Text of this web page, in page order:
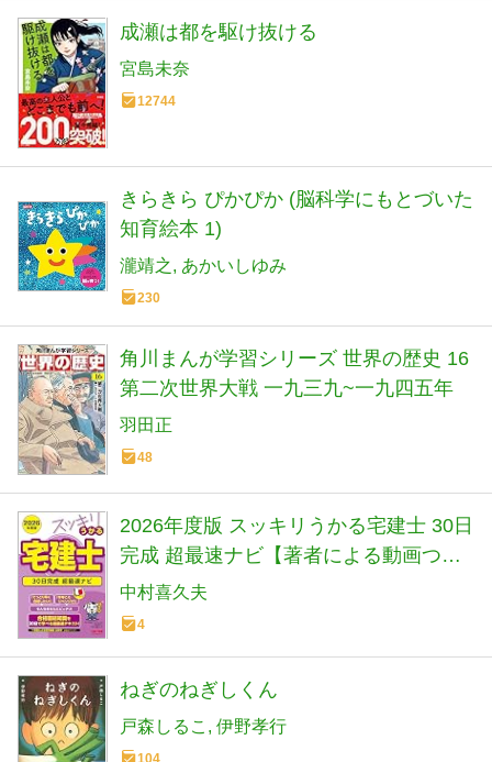
成瀬は都を駆け抜ける
宮島未奈
12744
きらきら ぴかぴか (脳科学にもとづいた
知育絵本 1)
瀧靖之 あかいしゆみ
230
角川まんが学習シリーズ 世界の歴史 16
第二次世界大戦 一九三九~一九四五年
羽田正
48
2026年度版 スッキリうかる宅建士 30日
完成 超最速ナビ【著者による動画つき/
赤シートつき/宅地建物取引士試験対策
テキスト】(TAC出版) (スッキリ宅建士
中村喜久夫
4
ねぎのねぎしくん
戸森しるこ 伊野孝行